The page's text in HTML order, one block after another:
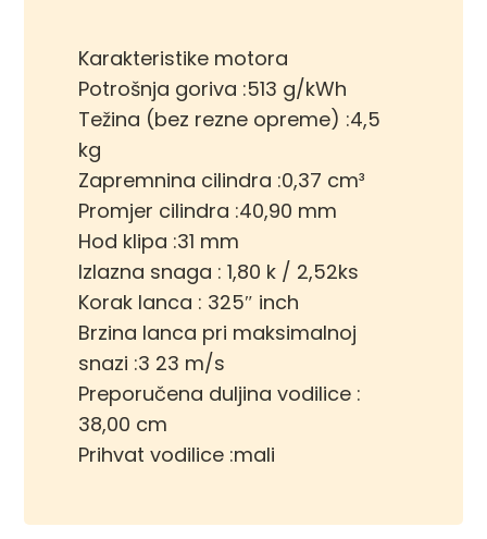
Karakteristike motora
Potrošnja goriva :513 g/kWh
Težina (bez rezne opreme) :4,5
kg
Zapremnina cilindra :0,37 cm³
Promjer cilindra :40,90 mm
Hod klipa :31 mm
Izlazna snaga : 1,80 k / 2,52ks
Korak lanca : 325″ inch
Brzina lanca pri maksimalnoj
snazi :3 23 m/s
Preporučena duljina vodilice :
38,00 cm
Prihvat vodilice :mali